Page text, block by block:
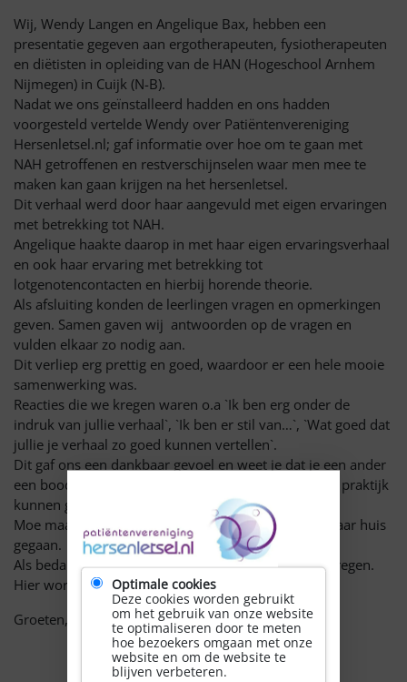
Wij, Wendy Langen en Angelique Bax, hebben een
presentatie gegeven aan ergotherapeuten, fysiotherapeuten
en diëtisten in opleiding van de HAN (Hogeschool Arnhem
Nijmegen) in Cuijk (N-B).
Nadat we ons geïnstalleerd hadden en ons hadden
voorgesteld vertelde Wendy over Patiëntenvereniging
Hersenletsel.nl; gaf informatie over hoe om te gaan met
NAH getroffenen en restverschijnselen waar men mee te
maken kan gaan krijgen na het hersenletsel.
Dit verhaal werd door haar aangevuld met eigen ervaringen
met betrekking tot NAH.
Angelique haakte daarop in met haar eigen ervaringsverhaal
en ook haar ervaring met betrekking tot
lotgenotencontacten en hierbij horende theorie.
Als afsluiting konden de leerlingen vragen en opmerkingen
geven. Samen gaven wij antwoorden op de vragen en
vulden elkaar zo nodig aan.
Dit verliep erg prettig en goed, waardoor er een hele mooie
samenwerking was.
Reacties die we kregen waren o.a `Ik ben erg onder de
indruk van jullie verhaal`, `Ik ben er stil van…`, `Wat goed dat
jullie je verhaal zo goed kunnen vertellen`.
Dit gaf ons een dankbaar gevoel en weet je dat je een ander
een boodschap hebt kunnen meegeven, die zij in de praktijk
kunnen gaan toepassen.
Moe maar voldaan zijn wij na de presentatie weer naar huis
gegaan.
Als bedankje hebben we een hele leuke attentie gekregen.
Hier wordt je toch blij van!
Groeten, Wendy en Angelique
Optimale cookies
Deze cookies worden gebruikt
om het gebruik van onze website
te optimaliseren door te meten
hoe bezoekers omgaan met onze
website en om de website te
blijven verbeteren.